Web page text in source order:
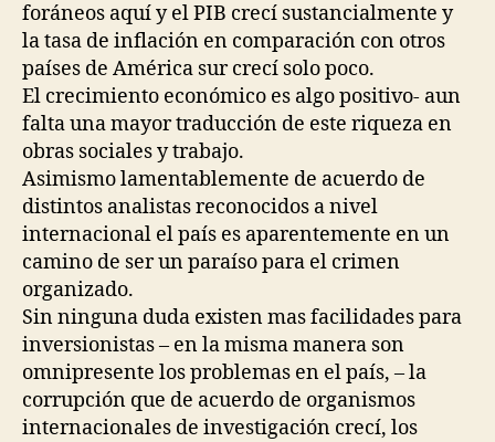
foráneos aquí y el PIB crecí sustancialmente y
la tasa de inflación en comparación con otros
países de América sur crecí solo poco.
El crecimiento económico es algo positivo- aun
falta una mayor traducción de este riqueza en
obras sociales y trabajo.
Asimismo lamentablemente de acuerdo de
distintos analistas reconocidos a nivel
internacional el país es aparentemente en un
camino de ser un paraíso para el crimen
organizado.
Sin ninguna duda existen mas facilidades para
inversionistas – en la misma manera son
omnipresente los problemas en el país, – la
corrupción que de acuerdo de organismos
internacionales de investigación crecí, los